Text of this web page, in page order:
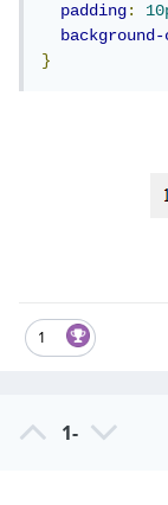
padding:
}
1
-1